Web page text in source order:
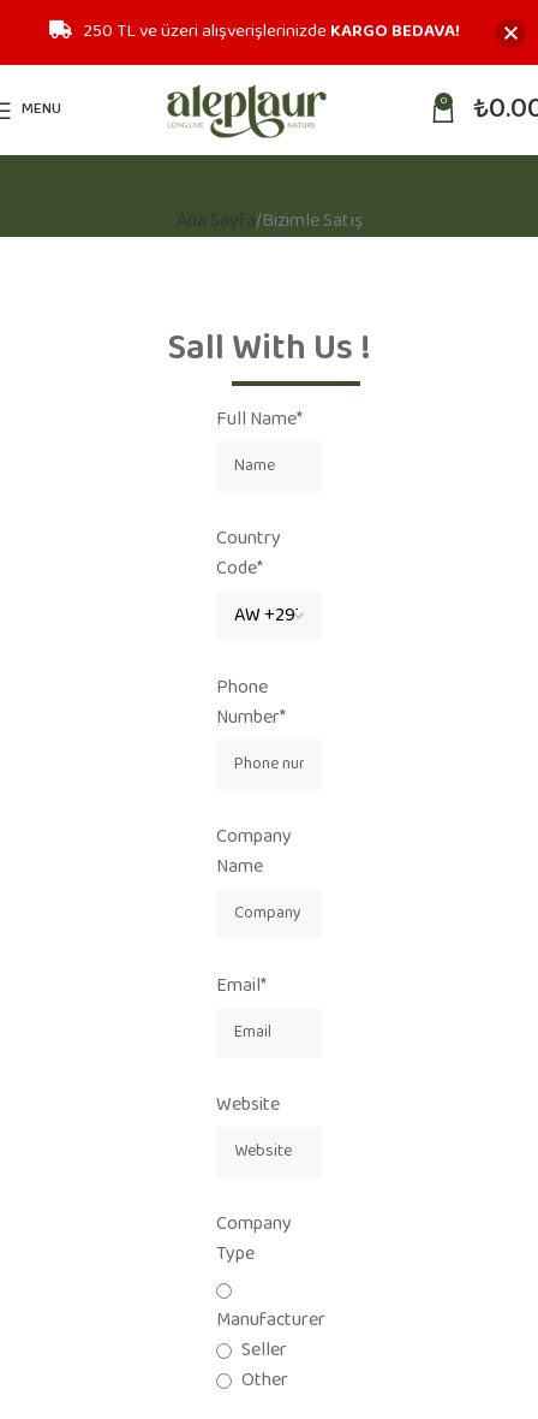
MENU 0 ₺
Bizimle Satış
Ana Sayfa Bizimle Satış
SallWith Us!
Full Name*
Country
Code*
Phone
Number*
Company
Name
Email*
Website
Company
Type
Manufacturer
Seller
Other
250 TL ve üzeri alışverişlerinizdeKARGO BEDAVA!